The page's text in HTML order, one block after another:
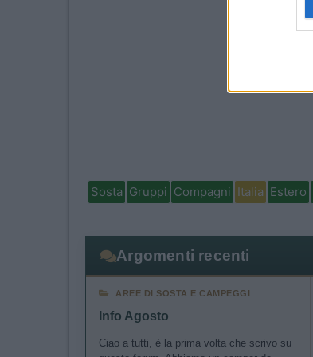
Sosta Gruppi Compagni Italia Estero
Argomenti recenti
AREE DI SOSTA E CAMPEGGI
Info Agosto
Ciao a tutti, è la prima volta che scrivo su